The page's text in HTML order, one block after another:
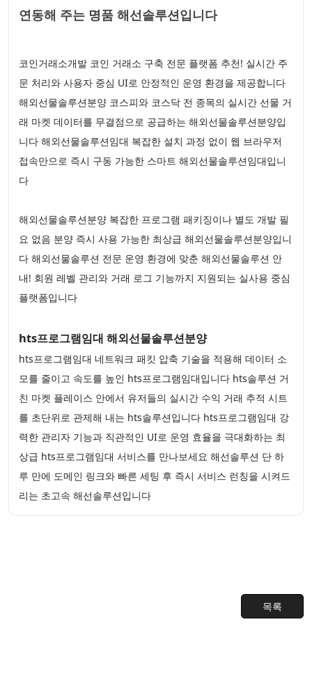
연동해 주는 명품 해선솔루션입니다
코인거래소개발 코인 거래소 구축 전문 플랫폼 추천! 실시간 주
문 처리와 사용자 중심 UI로 안정적인 운영 환경을 제공합니다
해외선물솔루션분양 코스피와 코스닥 전 종목의 실시간 선물 거
래 마켓 데이터를 무결점으로 공급하는 해외선물솔루션분양입
니다 해외선물솔루션임대 복잡한 설치 과정 없이 웹 브라우저
접속만으로 즉시 구동 가능한 스마트 해외선물솔루션임대입니
다
해외선물솔루션분양 복잡한 프로그램 패키징이나 별도 개발 필
요 없음 분양 즉시 사용 가능한 최상급 해외선물솔루션분양입니
다 해외선물솔루션 전문 운영 환경에 맞춘 해외선물솔루션 안
내! 회원 레벨 관리와 거래 로그 기능까지 지원되는 실사용 중심
플랫폼입니다
hts프로그램임대 해외선물솔루션분양
hts프로그램임대 네트워크 패킷 압축 기술을 적용해 데이터 소
모를 줄이고 속도를 높인 hts프로그램임대입니다 hts솔루션 거
친 마켓 플레이스 안에서 유저들의 실시간 수익 거래 추적 시트
를 초단위로 관제해 내는 hts솔루션입니다 hts프로그램임대 강
력한 관리자 기능과 직관적인 UI로 운영 효율을 극대화하는 최
상급 hts프로그램임대 서비스를 만나보세요 해선솔루션 단 하
루 만에 도메인 링크와 빠른 세팅 후 즉시 서비스 런칭을 시켜드
리는 초고속 해선솔루션입니다
목록